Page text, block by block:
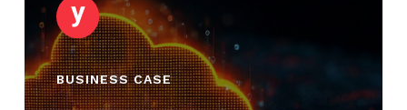
BUSINESS CASE